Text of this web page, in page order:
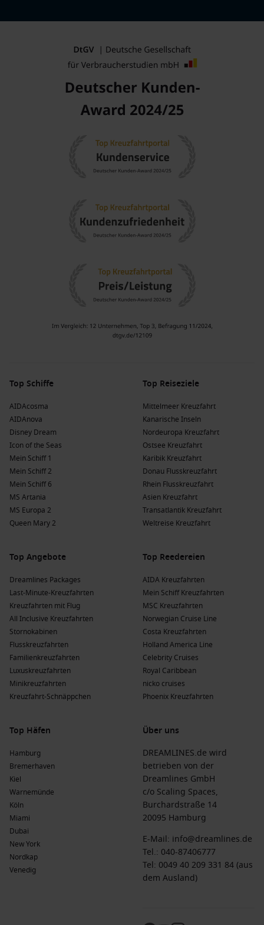
Top Schiffe
AIDAcosma
AIDAnova
Disney Dream
Icon of the Seas
Mein Schiff 1
Mein Schiff 2
Mein Schiff 6
MS Artania
MS Europa 2
Queen Mary 2
Top Reiseziele
Mittelmeer Kreuzfahrt
Kanarische Inseln
Nordeuropa Kreuzfahrt
Ostsee Kreuzfahrt
Karibik Kreuzfahrt
Donau Flusskreuzfahrt
Rhein Flusskreuzfahrt
Asien Kreuzfahrt
Transatlantik Kreuzfahrt
Weltreise Kreuzfahrt
Top Angebote
Dreamlines Packages
Last-Minute-Kreuzfahrten
Kreuzfahrten mit Flug
All Inclusive Kreuzfahrten
Stornokabinen
Flusskreuzfahrten
Familienkreuzfahrten
Luxuskreuzfahrten
Minikreuzfahrten
Kreuzfahrt-Schnäppchen
Top Reedereien
AIDA Kreuzfahrten
Mein Schiff Kreuzfahrten
MSC Kreuzfahrten
Norwegian Cruise Line
Costa Kreuzfahrten
Holland America Line
Celebrity Cruises
Royal Caribbean
nicko cruises
Phoenix Kreuzfahrten
Top Häfen
Hamburg
Bremerhaven
Kiel
Warnemünde
Köln
Miami
Dubai
New York
Nordkap
Venedig
Über uns
DREAMLINES.de wird
betrieben von der
Dreamlines GmbH
c/o Scaling Spaces,
Burchardstraße 14
20095 Hamburg
E-Mail: info@dreamlines.de
Tel.: 040-87406777
Tel: 0049 40 209 331 84 (aus
dem Ausland)